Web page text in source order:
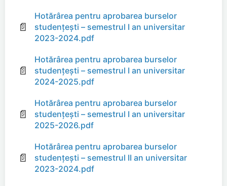
📄
Hotărârea pentru aprobarea burselor
studențești – semestrul I an universitar
2023-2024.pdf
📄
Hotărârea pentru aprobarea burselor
studențești – semestrul I an universitar
2024-2025.pdf
📄
Hotărârea pentru aprobarea burselor
studențești – semestrul I an universitar
2025-2026.pdf
📄
Hotărârea pentru aprobarea burselor
studențești – semestrul II an universitar
2023-2024.pdf